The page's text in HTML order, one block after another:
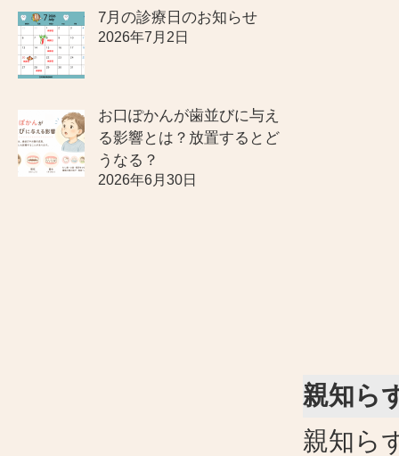
7月の診療日のお知らせ
2026年7月2日
お口ぽかんが歯並びに与え
る影響とは？放置するとど
うなる？
2026年6月30日
親知ら
親知ら